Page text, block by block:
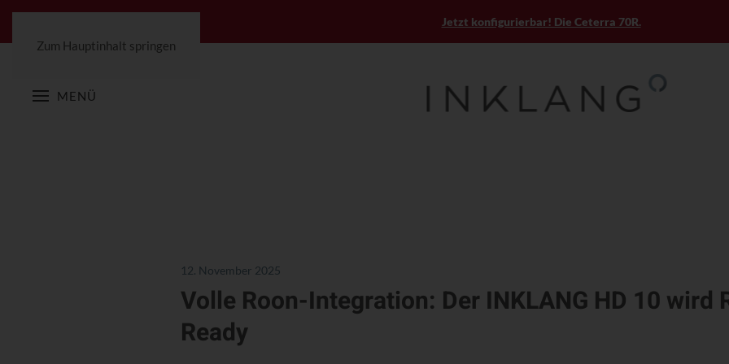
Zum Hauptinhalt springen
MENÜ
Jetzt konfigurierbar! Die Ceterra 70R.
12. November 2025
Volle Roon-Integration: Der INKLANG HD 10 wird
Ready